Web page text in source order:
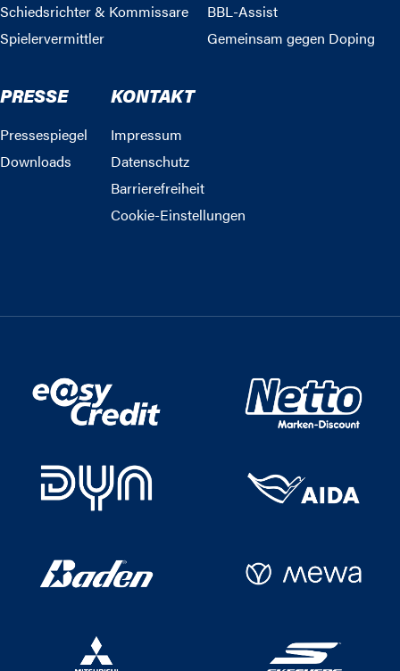
Schiedsrichter & Kommissare
Spielervermittler
BBL-Assist
Gemeinsam gegen Doping
PRESSE
Pressespiegel
Downloads
KONTAKT
Impressum
Datenschutz
Barrierefreiheit
Cookie-Einstellungen